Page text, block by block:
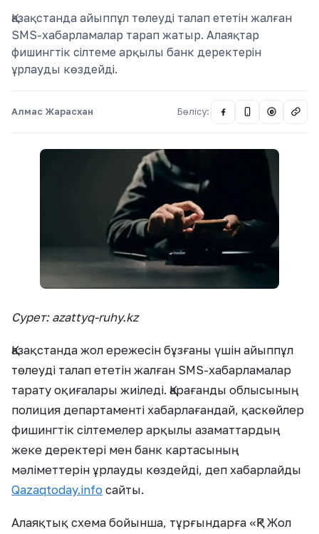
Қазақстанда айыппұл төлеуді талап ететін жалған
SMS-хабарламалар тарап жатыр. Алаяқтар
фишингтік сілтеме арқылы банк деректерін
ұрлауды көздейді.
Алмас Жарасхан Бөлісу: @
Сурет: azattyq-ruhy.kz
Қазақстанда жол ережесін бұзғаны үшін айыппұл
төлеуді талап ететін жалған SMS-хабарламалар
тарату оқиғалары жиіледі. Қарағанды облысының
полиция департаменті хабарлағандай, қаскөйлер
фишингтік сілтемелер арқылы азаматтардың
жеке деректері мен банк картасының
мәліметтерін ұрлауды көздейді, деп хабарлайды
Qazaqtoday.info сайты.
Алаяқтық схема бойынша, тұрғындарға «ҚР Жол